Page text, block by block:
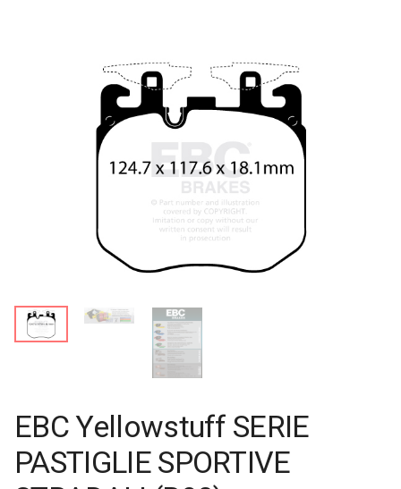
EBC Yellowstuff SERIE
PASTIGLIE SPORTIVE